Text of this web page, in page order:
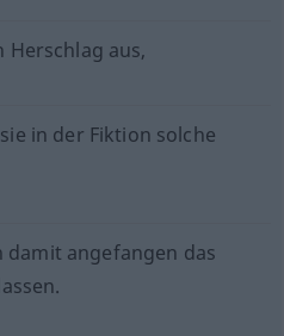
Herschlag aus,
in der Fiktion solche
damit angefangen das